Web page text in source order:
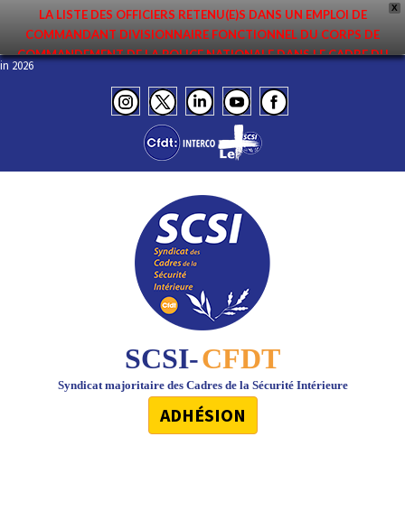
X
LA LISTE DES OFFICIERS RETENU(E)S DANS UN EMPLOI DE
COMMANDANT DIVISIONNAIRE FONCTIONNEL DU CORPS DE
COMMANDEMENT DE LA POLICE NATIONALE DANS LE CADRE DU
PREMIER MOUVEMENT 2026 A ÉTÉ DIFFUSÉE. ELLE EST DISPONIBLE EN
PAGES PROTÉGÉES DU SITE. FÉLICITATIONS AUX NOMMÉ(E)S !
Juin 2026
SCSI-CFDT
Syndicat majoritaire des Cadres de la Sécurité Intérieure
ADHÉSION